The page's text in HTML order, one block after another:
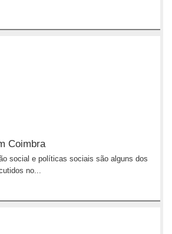
Coimbra
social e políticas sociais são alguns dos
no...